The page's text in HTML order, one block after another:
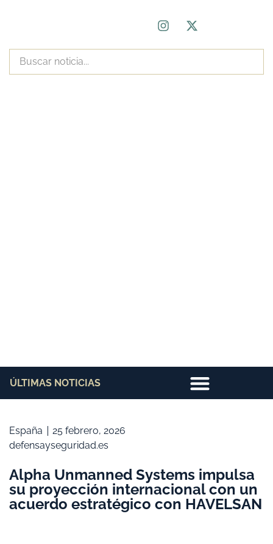
ÚLTIMAS NOTICIAS
España
25 febrero, 2026
defensayseguridad.es
Alpha Unmanned Systems impulsa
su proyección internacional con un
acuerdo estratégico con HAVELSAN